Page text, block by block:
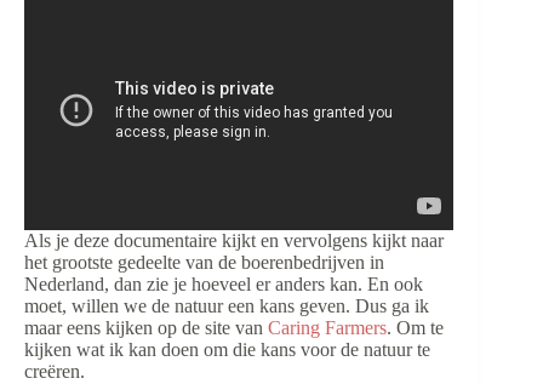
Als je deze documentaire kijkt en vervolgens kijkt naar
het grootste gedeelte van de boerenbedrijven in
Nederland, dan zie je hoeveel er anders kan. En ook
moet, willen we de natuur een kans geven. Dus ga ik
maar eens kijken op de site van Caring Farmers. Om te
kijken wat ik kan doen om die kans voor de natuur te
creëren.